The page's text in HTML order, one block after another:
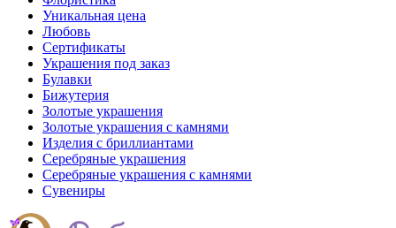
Уникальная цена
Любовь
Сертификаты
Украшения под заказ
Булавки
Бижутерия
Золотые украшения
Золотые украшения с камнями
Изделия с бриллиантами
Серебряные украшения
Серебряные украшения с камнями
Сувениры